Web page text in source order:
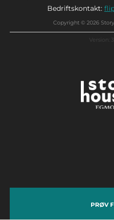
Bedriftskontakt:
Copyright © 2026
Version:
PRØV